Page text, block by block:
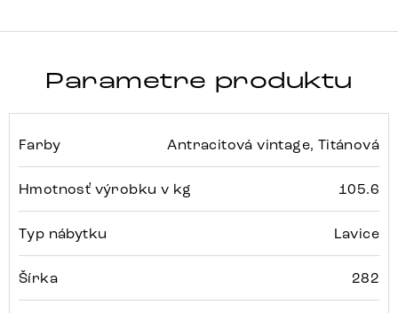
Parametre produktu
Farby Antracitová vintage, Titánová
Hmotnosť výrobku v kg 105.6
Typ nábytku Lavice
Šírka 282